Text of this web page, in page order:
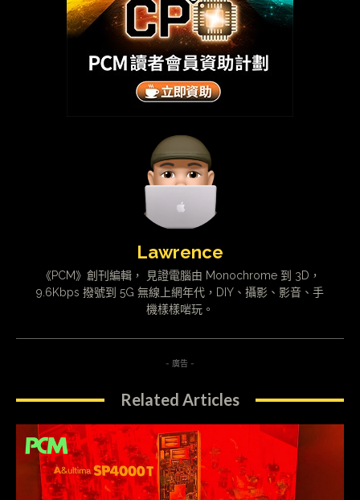
Lawrence
《PCM》創刊編輯， 見證電腦由 Monochrome 到 3D，
9.6Kbps 撥號到 5G 無線上網年代，DIY、攝影、影音、手
機樣樣啱玩。
- 廣告 -
Related Articles